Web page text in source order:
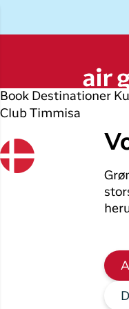
Book Destinationer
Club Timmisa
Alle